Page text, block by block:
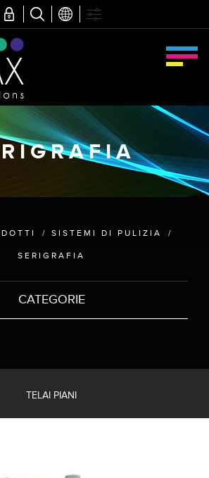
/ SISTEMI DI PULIZIA /
SERIGRAFIA
CATEGORIE
TELAI PIANI